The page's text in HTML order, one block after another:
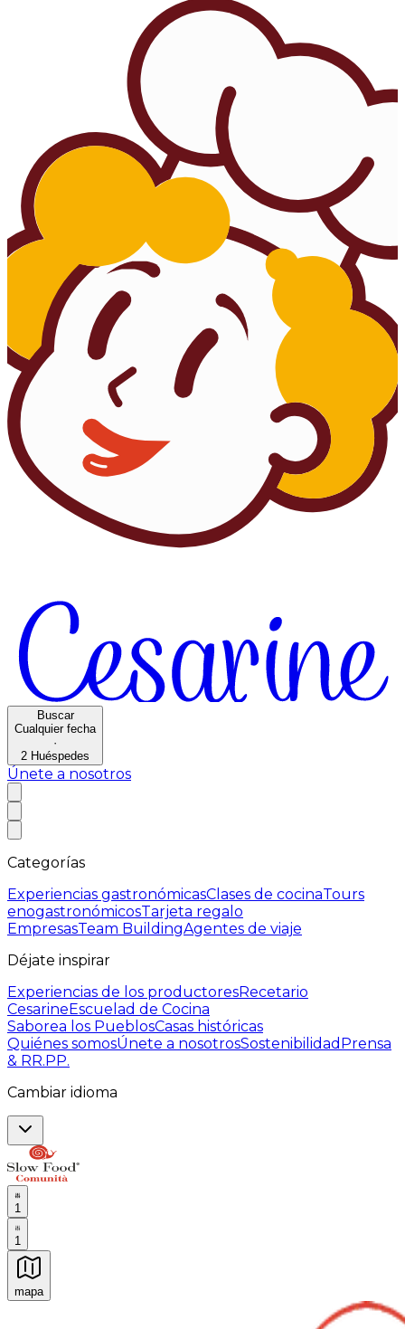
Buscar
Cualquier fecha
·
2 Huéspedes
Únete a nosotros
Categorías
Experiencias gastronómicasClases de cocinaTours
enogastronómicosTarjeta regalo
EmpresasTeam BuildingAgentes de viaje
Déjate inspirar
Experiencias de los productoresRecetario
CesarineEscuelad de Cocina
Saborea los PueblosCasas históricas
Quiénes somosÚnete a nosotrosSostenibilidad Prensa
& RR.PP.
Cambiar idioma
1
1
mapa
Experiencias culinarias inolvidables: Experiencias